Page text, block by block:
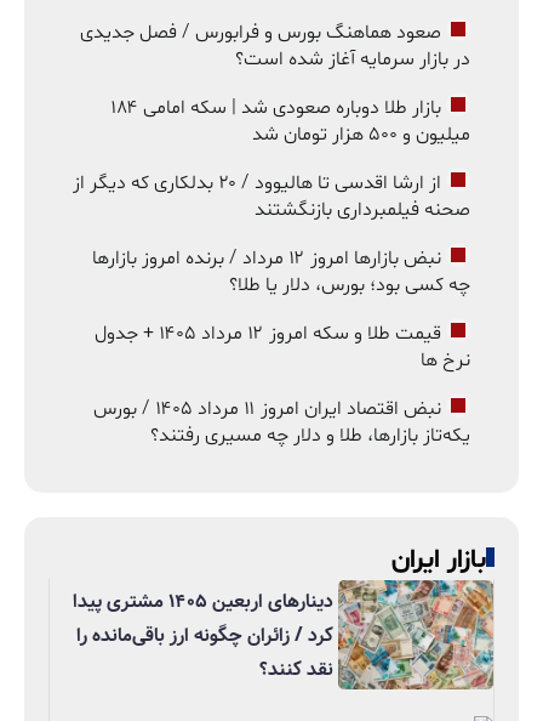
صعود هماهنگ بورس و فرابورس / فصل جدیدی
در بازار سرمایه آغاز شده است؟
بازار طلا دوباره صعودی شد | سکه امامی ۱۸۴
میلیون و ۵۰۰ هزار تومان شد
از ارشا اقدسی تا هالیوود / ۲۰ بدلکاری که دیگر از
صحنه فیلمبرداری بازنگشتند
نبض بازارها امروز ۱۲ مرداد / برنده امروز بازارها
چه کسی بود؛ بورس، دلار یا طلا؟
قیمت طلا و سکه امروز ۱۲ مرداد ۱۴۰۵ + جدول
نرخ ها
نبض اقتصاد ایران امروز ۱۱ مرداد ۱۴۰۵ / بورس
یکه‌تاز بازارها، طلا و دلار چه مسیری رفتند؟
بازار ایران
دینارهای اربعین ۱۴۰۵ مشتری پیدا
کرد / زائران چگونه ارز باقی‌مانده را
نقد کنند؟